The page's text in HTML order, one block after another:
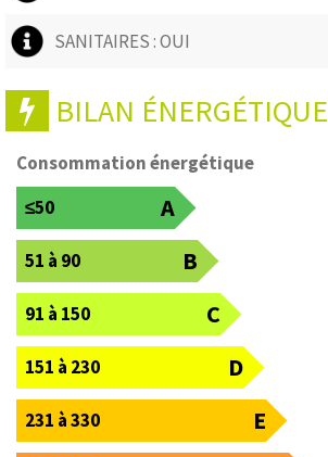
SANITAIRES : OUI
BILAN ÉNERGÉTIQUE
Consommation énergétique
≤50
A
51 à 90 B
91 à 150 C
151 à 230 D
231 à 330 E